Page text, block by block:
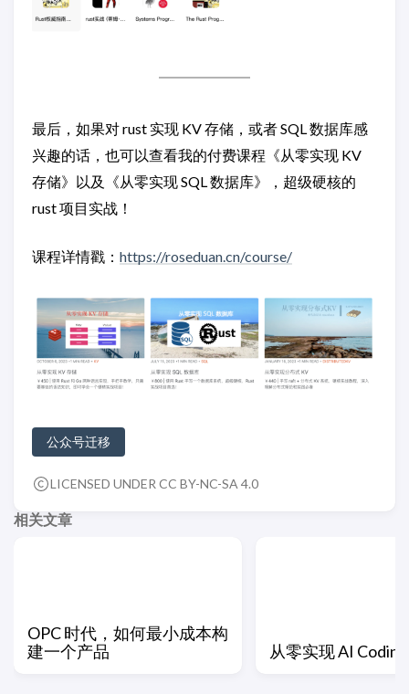
最后，如果对 rust 实现 KV 存储，或者 SQL 数据库感
兴趣的话，也可以查看我的付费课程《从零实现 KV
存储》以及《从零实现 SQL 数据库》，超级硬核的
rust 项目实战！
课程详情戳： https://roseduan.cn/course/
公众号迁移
LICENSED UNDER CC BY-NC-SA 4.0
相关文章
OPC 时代，如何最小成本构
建一个产品
从零实现 AI